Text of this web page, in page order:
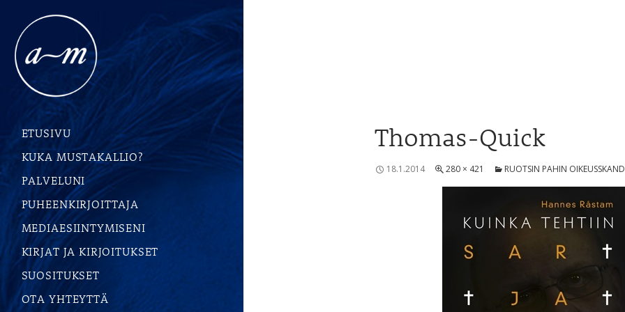
Thomas-Quick
18.1.2014 280 × 421 RUOTSIN PAHIN
ETUSIVU
KUKA MUSTAKALLIO?
PALVELUNI
PUHEENKIRJOITTAJA
MEDIAESIINTYMISENI
KIRJAT JA KIRJOITUKSET
SUOSITUKSET
OTA YHTEYTTÄ